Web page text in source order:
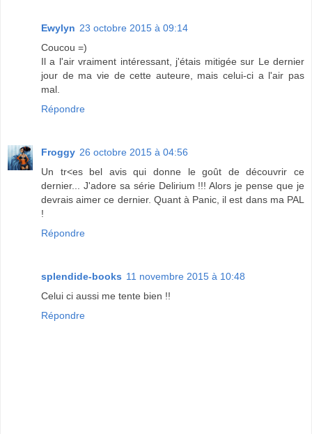
Ewylyn 23 octobre 2015 à 09:14
Coucou =)
Il a l'air vraiment intéressant, j'étais mitigée sur Le dernier
jour de ma vie de cette auteure, mais celui-ci a l'air pas
mal.
Répondre
Froggy 26 octobre 2015 à 04:56
Un tr<es bel avis qui donne le goût de découvrir ce
dernier... J'adore sa série Delirium !!! Alors je pense que je
devrais aimer ce dernier. Quant à Panic, il est dans ma PAL
!
Répondre
splendide-books 11 novembre 2015 à 10:48
Celui ci aussi me tente bien !!
Répondre